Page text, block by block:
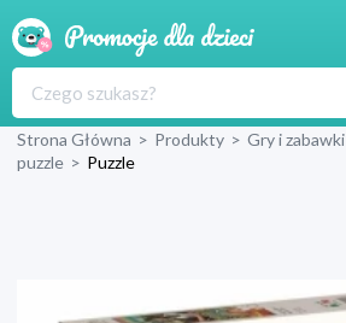
Produkty
Strona Główna > Produkty > Gry i zabawki
puzzle > Puzzle